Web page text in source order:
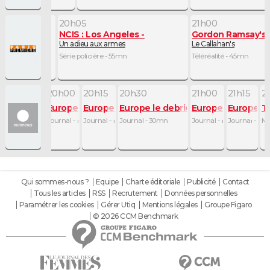
Los Angeles
20h05
NCIS : Los Angeles
Un adieu aux armes
Série policière - 55mn
21h00
Gordon
Le Callahan's
Téléréalité - 45mn
le debrief
30mn
20h00
Europe le debrief
Journal - 15mn
20h15
Europe le debrief
Journal - 15mn
20h30
Europe le debrief
Journal - 30mn
21h00
Europe le debrief
Journal - 15mn
21h15
Europe
Journal -
Qui sommes-nous ? Equipe Charte éditoriale Publicité
Contact
Tous les articles
RSS Recrutement
Données personnelles
Paramétrer les cookies
Gérer Utiq Mentions légales
Groupe Figaro
© 2026 CCM Benchmark